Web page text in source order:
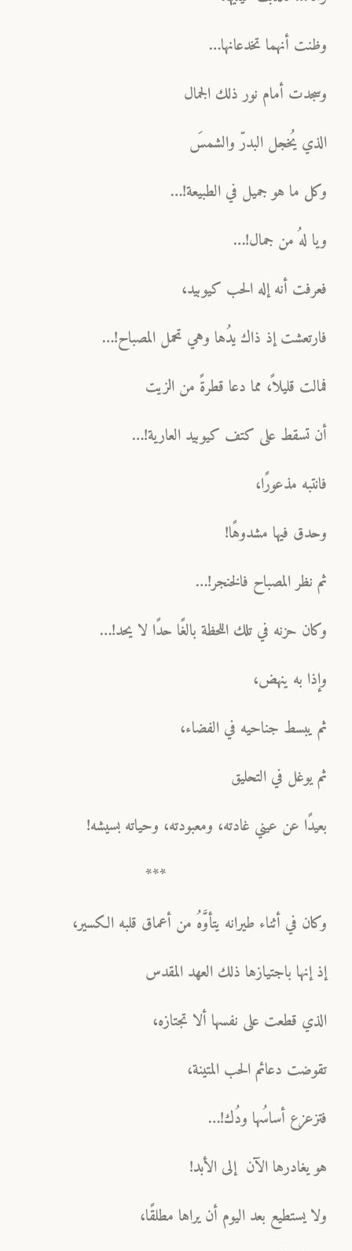
وظنت أنهما تخدعانها…
وسجدت أمام نور ذلك الجمال
الذي يُخجل البدرّ والشمسَ
وكل ما هو جميل في الطبيعة!…
ويا لهُ من جمال!…
فعرفت أنه إله الحب كيوبيد،
فارتعشت إذ ذاك يدُها وهي تحمل المصباح!…
فمالت قليلاً، مما دعا قطرةً من الزيت
أن تسقط على كتف كيوبيد العارية!…
فانتبه مذعورًا،
وحدق فيها مشدوهًا!
ثم نظر المصباح فالخنجر!…
وكان حزنه في تلك اللحظة بالغًا حدًا لا يحد!…
وإذا به ينهض،
ثم يبسط جناحيه في الفضاء،
ثم يوغل في التحليق
بعيدًا عن عيني غادته، ومعبودته، وحياته بسيشه!
***
وكان في أثناء طيرانه يتأوَّهُ من أعماق قلبه الكسير،
إذ إنها باجتيازها ذلك العهد المقدس
الذي قطعت على نفسها ألا تجتازه،
تقوضت دعائم الحب المتينة،
فتزعزع أساسُها ودُك!…
هو يغادرها الآن إلى الأبد!
ولا يستطيع بعد اليوم أن يراها مطلقًا،